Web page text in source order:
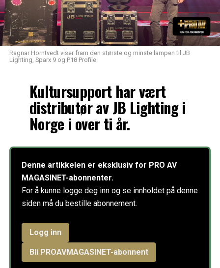
Ragnar Horntvedt viser fram den største og minste lampen til JB
Lighting, Sparx 9 og P18 Profile.
Kultursupport har vært
distributør av JB Lighting i
Norge i over ti år.
Denne artikkelen er eksklusiv for PRO AV
MAGASINET-abonnenter.
For å kunne logge deg inn og se innholdet på denne
siden må du bestille abonnement.
Logg inn
Bli PROAVMAGASINET-abonnent